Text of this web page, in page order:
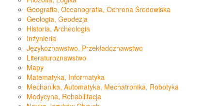
Geografia, Oceanografia, Ochrona Środowiska
Geologia, Geodezja
Historia, Archeologia
Inżynieria
Językoznawstwo, Przekładoznawstwo
Literaturoznawstwo
Mapy
Matematyka, Informatyka
Mechanika, Automatyka, Mechatronika, Robotyka
Medycyna, Rehabilitacja